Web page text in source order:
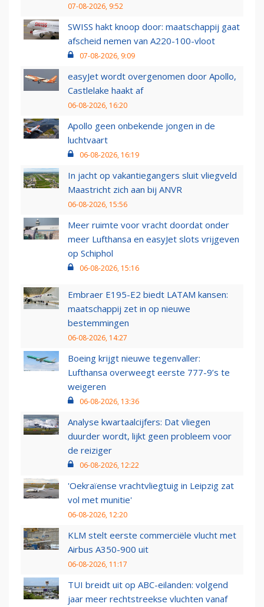
07-08-2026, 9:52
SWISS hakt knoop door: maatschappij gaat
afscheid nemen van A220-100-vloot
07-08-2026, 9:09
easyJet wordt overgenomen door Apollo,
Castlelake haakt af
06-08-2026, 16:20
Apollo geen onbekende jongen in de
luchtvaart
06-08-2026, 16:19
In jacht op vakantiegangers sluit vliegveld
Maastricht zich aan bij ANVR
06-08-2026, 15:56
Meer ruimte voor vracht doordat onder
meer Lufthansa en easyJet slots vrijgeven
op Schiphol
06-08-2026, 15:16
Embraer E195-E2 biedt LATAM kansen:
maatschappij zet in op nieuwe
bestemmingen
06-08-2026, 14:27
Boeing krijgt nieuwe tegenvaller:
Lufthansa overweegt eerste 777-9’s te
weigeren
06-08-2026, 13:36
Analyse kwartaalcijfers: Dat vliegen
duurder wordt, lijkt geen probleem voor
de reiziger
06-08-2026, 12:22
'Oekraïense vrachtvliegtuig in Leipzig zat
vol met munitie'
06-08-2026, 12:20
KLM stelt eerste commerciële vlucht met
Airbus A350-900 uit
06-08-2026, 11:17
TUI breidt uit op ABC-eilanden: volgend
jaar meer rechtstreekse vluchten vanaf